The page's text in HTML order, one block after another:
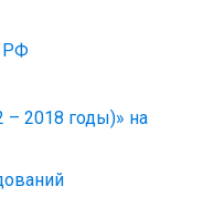
РФ
– 2018 годы)» на